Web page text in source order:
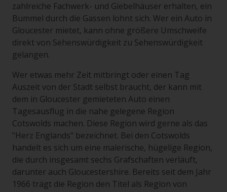
zahlreiche Fachwerk- und Giebelhäuser erhalten, ein
Bummel durch die Gassen lohnt sich. Wer ein Auto in
Gloucester mietet, kann ohne größere Umschweife
direkt von Sehenswürdigkeit zu Sehenswürdigkeit
gelangen.
Wer etwas mehr Zeit mitbringt oder einen Tag
Auszeit von der Stadt selbst braucht, der kann mit
dem in Gloucester gemieteten Auto einen
Tagesausflug in die nahe gelegene Region
Cotswolds machen. Diese Region wird gerne als das
"Herz Englands" bezeichnet. Bei den Cotswolds
handelt es sich um eine malerische, hügelige Region,
die durch insgesamt sechs Grafschaften verläuft,
darunter auch Gloucestershire. Bereits seit dem Jahr
1966 trägt die Region den Titel als Region von